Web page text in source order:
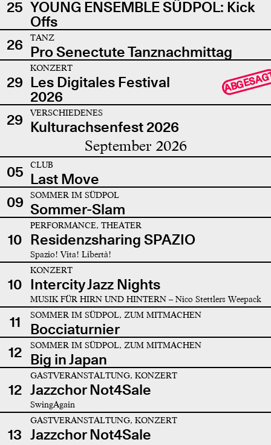
25 YOUNG ENSEMBLE SÜDPOL: Kick
Offs
26
TANZ
Pro Senectute Tanznachmittag
29
KONZERT
Les Digitales Festival
2026
29 VERSCHIEDENES
Kulturachsenfest 2026
September 2026
05 CLUB
Last Move
09
SOMMER IM SÜDPOL
Sommer-Slam
10
PERFORMANCE, THEATER
Residenzsharing SPAZIO
Spazio! Vita! Libertà!
10
KONZERT
Intercity Jazz Nights
MUSIK FÜR HIRN UND HINTERN – Nico Stettlers Weepack
11 SOMMER IM SÜDPOL, ZUM MITMACHEN
Bocciaturnier
12
SOMMER IM SÜDPOL, ZUM MITMACHEN
Big in Japan
12
GASTVERANSTALTUNG, KONZERT
Jazzchor Not4Sale
SwingAgain
13
GASTVERANSTALTUNG, KONZERT
Jazzchor Not4Sale